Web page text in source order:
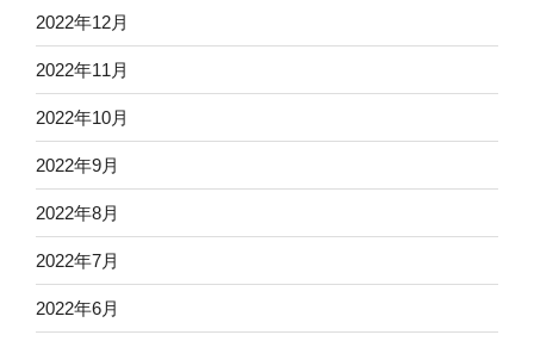
2022年12月
2022年11月
2022年10月
2022年9月
2022年8月
2022年7月
2022年6月